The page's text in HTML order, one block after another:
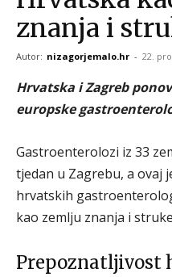
znanja i
Autor: nizagorjemalo.hr - 22.
Hrvatska i Zagreb
europske
Gastroenterolozi iz 33
tjedan u Zagrebu, a ovaj
hrvatskih
kao zemlju znanja i
Prepoznatljivost